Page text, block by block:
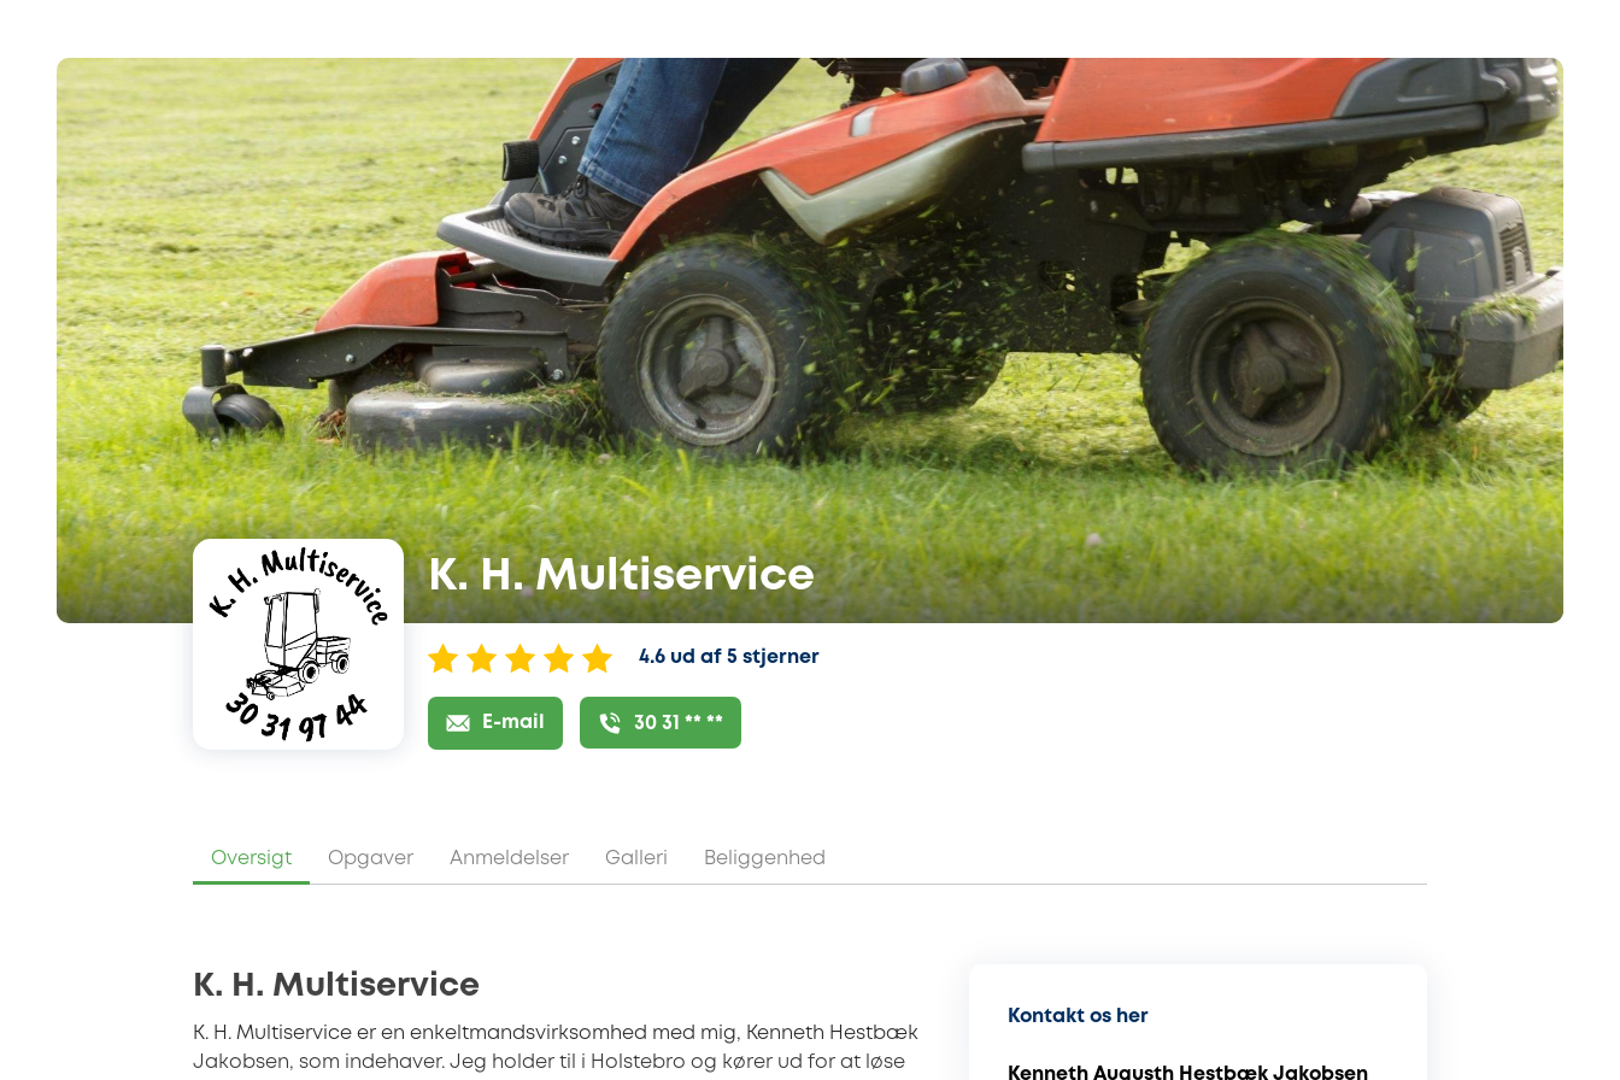
K. H. Multiservice
4.6 ud af 5 stjerner
E-mail 30 31 ** **
Oversigt Opgaver Anmeldelser Galleri Beliggenhed
K. H. Multiservice
K. H. Multiservice er en enkeltmandsvirksomhed med mig, Kenneth Hestbæk
Jakobsen, som indehaver. Jeg holder til i Holstebro og kører ud for at løse
Kontakt os her
Kenneth Augusth Hestbæk Jakobsen